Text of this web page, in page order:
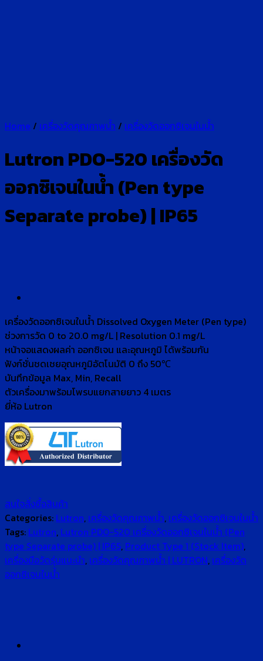
Home / เครื่องวัดคุณภาพน้ำ / เครื่องวัดออกซิเจนในน้ำ
Lutron PDO-520 เครื่องวัด
ออกซิเจนในน้ำ (Pen type
Separate probe) | IP65
เครื่องวัดออกซิเจนในน้ำ Dissolved Oxygen Meter (Pen type)
ช่วงการวัด 0 to 20.0 mg/L | Resolution 0.1 mg/L
หน้าจอแสดงผลค่า ออกซิเจน และอุณหภูมิ ได้พร้อมกัน
ฟังก์ชั่นชดเชยอุณหภูมิอัตโนมัติ 0 ถึง 50℃
บันทึกข้อมูล Max, Min, Recall
ตัวเครื่องมาพร้อมโพรบแยกสายยาว 4 เมตร
ยี่ห้อ Lutron
สนใจสั่งซื้อสินค้า
Categories: Lutron, เครื่องวัดคุณภาพน้ำ, เครื่องวัดออกซิเจนในน้ำ
Tags: Lutron, Lutron PDO-520 เครื่องวัดออกซิเจนในน้ำ (Pen
type Separate probe) | IP65, Product Type 1 (Stock Item),
เครื่องมือวัดรุ่นแนะนำ, เครื่องวัดคุณภาพน้ำ | LUTRON, เครื่องวัด
ออกซิเจนในน้ำ